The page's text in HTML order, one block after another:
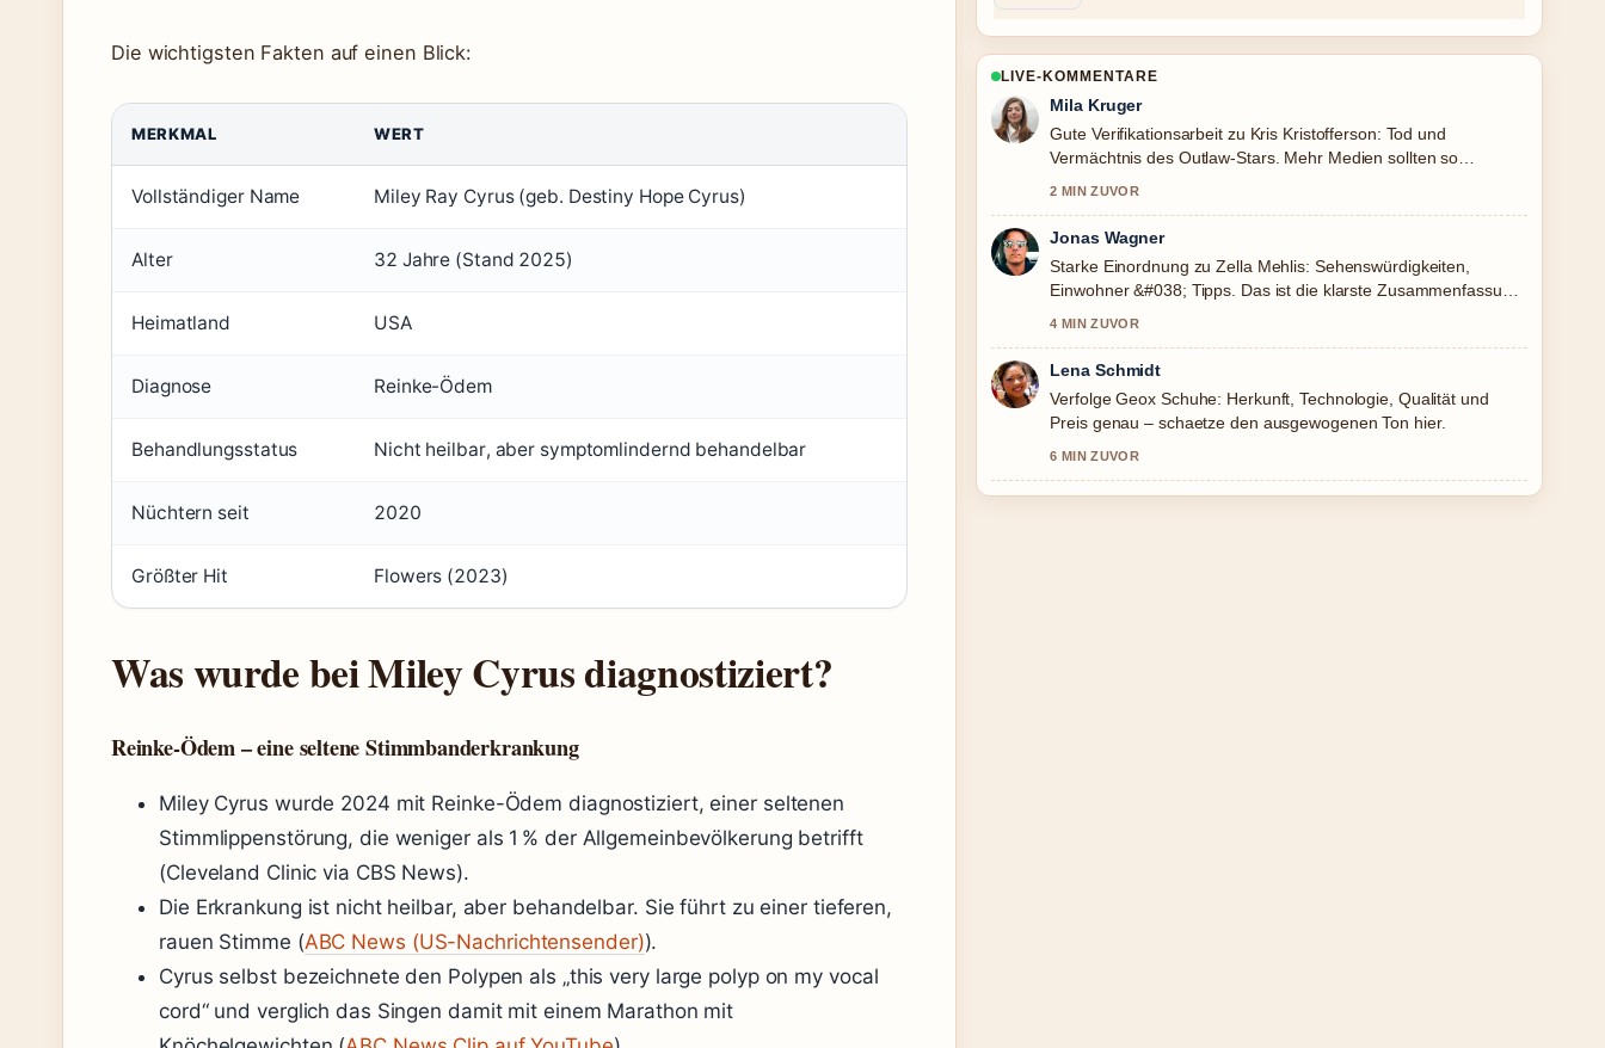
Die wichtigsten Fakten auf einen Blick:
MERKMAL WERT
Vollständiger Name Miley Ray Cyrus (geb. Destiny Hope Cyrus)
Alter 32 Jahre (Stand 2025)
Heimatland USA
Diagnose Reinke-Ödem
Behandlungsstatus Nicht heilbar, aber symptomlindernd behandelbar
Nüchtern seit 2020
Größter Hit Flowers (2023)
Was wurde bei Miley Cyrus diagnostiziert?
Reinke-Ödem – eine seltene Stimmbanderkrankung
Miley Cyrus wurde 2024 mit Reinke-Ödem diagnostiziert, einer seltenen
Stimmlippenstörung, die weniger als 1 % der Allgemeinbevölkerung betrifft
(Cleveland Clinic via CBS News).
Die Erkrankung ist nicht heilbar, aber behandelbar. Sie führt zu einer tieferen,
rauen Stimme (ABC News (US-Nachrichtensender)).
Cyrus selbst bezeichnete den Polypen als „this very large polyp on my vocal
cord“ und verglich das Singen damit mit einem Marathon mit
LIVE-KOMMENTARE
Mila Kruger
Gute Verifikationsarbeit zu Kris Kristofferson: Tod und
Vermächtnis des Outlaw-Stars. Mehr Medien sollten so
2 MIN ZUVOR
Jonas Wagner
Starke Einordnung zu Zella Mehlis: Sehenswürdigkeiten,
Einwohner &#038; Tipps. Das ist die klarste Zusammenfassung,
4 MIN ZUVOR
Lena Schmidt
Verfolge Geox Schuhe: Herkunft, Technologie, Qualität und
Preis genau – schaetze den ausgewogenen Ton hier.
6 MIN ZUVOR